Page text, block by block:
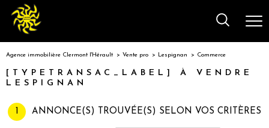
Agence immobilière Clermont l'Hérault Vente pro Lespignan Commerce
[TYPETRANSAC_LABEL] À VENDRE
LESPIGNAN
1 ANNONCE(S) TROUVÉE(S) SELON VOS CRITÈRES